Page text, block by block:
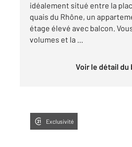
idéalement situé entre la
quais du Rhône, un
étage élevé avec balcon.
volumes et la ...
Voir le détail du
Exclusivité